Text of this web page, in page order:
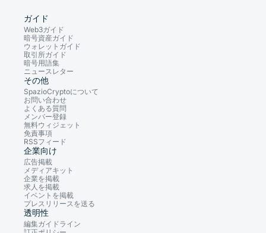
ガイド
Web3ガイド
暗号資産ガイド
ウォレットガイド
取引所ガイド
暗号用語集
ニュースレター
その他
SpazioCryptoについて
お問い合わせ
よくある質問
メンバー登録
無料ウィジェット
免責事項
RSSフィード
企業向け
広告掲載
メディアキット
企業を掲載
求人を掲載
イベントを掲載
プレスリリースを送る
透明性
編集ガイドライン